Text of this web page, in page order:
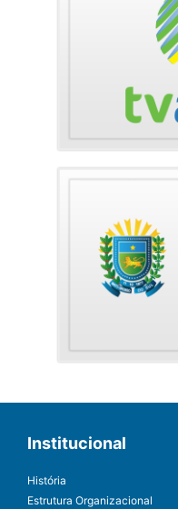
Institucional
História
Estrutura Organizacional